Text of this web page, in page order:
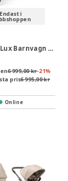
Endast i
Cybex Eos Lux Barnvagn - Seashell Beige/Light Beige
6 999,00 kr-21%
pris6 995,00 kr
Online